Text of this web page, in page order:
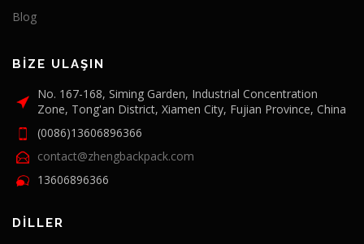
Blog
BIZE ULAŞIN
No. 167-168, Siming Garden, Industrial Concentration
Zone, Tong'an District, Xiamen City, Fujian Province, China
(0086)13606896366
contact@zhengbackpack.com
13606896366
DILLER